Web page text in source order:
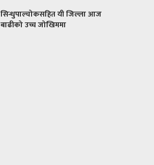
सिन्धुपाल्चोकसहित यी जिल्ला आज
बाढीको उच्च जोखिममा